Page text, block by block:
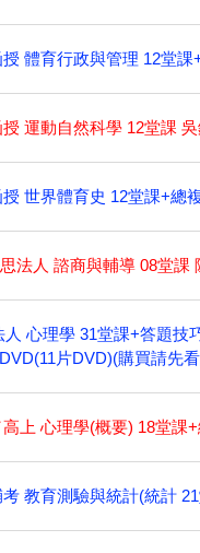
體育行政與管理 12堂
運動自然科學 12堂課
世界體育史 12堂課+總
法人 諮商與輔導 08堂
人 心理學 31堂課+答題
片DVD)(購買請先
上 心理學(概要) 18堂課
教育測驗與統計(統計